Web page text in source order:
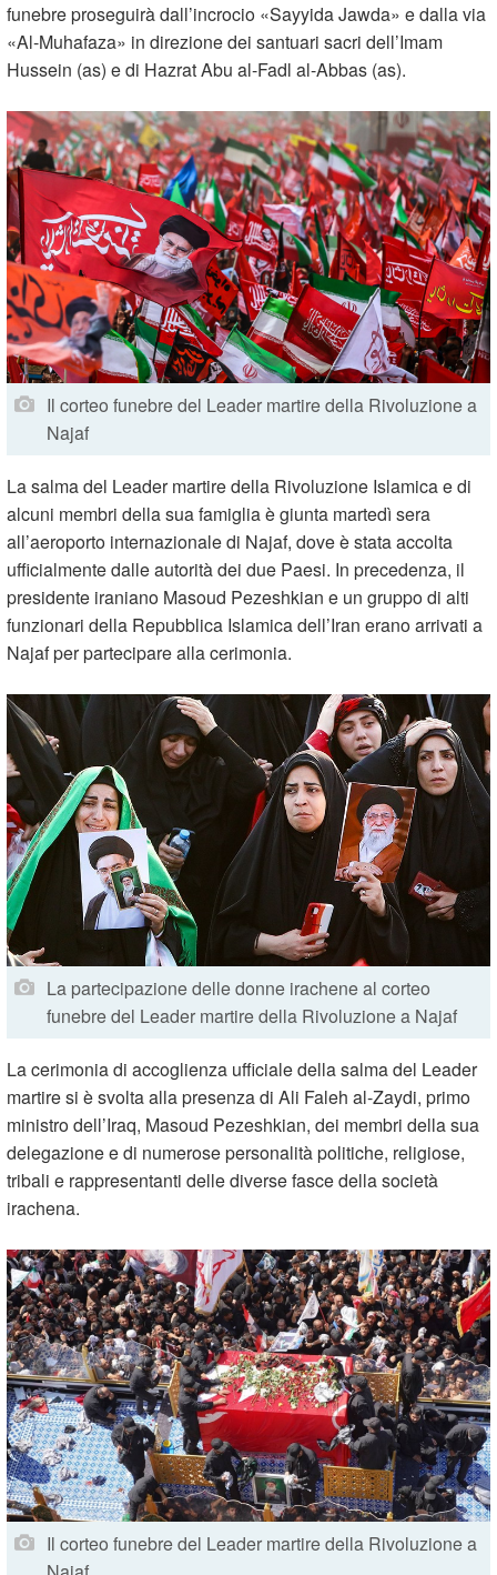
funebre proseguirà dall’incrocio «Sayyida Jawda» e dalla via
«Al-Muhafaza» in direzione dei santuari sacri dell’Imam
Hussein (as) e di Hazrat Abu al-Fadl al-Abbas (as).
Il corteo funebre del Leader martire della Rivoluzione a
Najaf
La salma del Leader martire della Rivoluzione Islamica e di
alcuni membri della sua famiglia è giunta martedì sera
all’aeroporto internazionale di Najaf, dove è stata accolta
ufficialmente dalle autorità dei due Paesi. In precedenza, il
presidente iraniano Masoud Pezeshkian e un gruppo di alti
funzionari della Repubblica Islamica dell’Iran erano arrivati a
Najaf per partecipare alla cerimonia.
La partecipazione delle donne irachene al corteo
funebre del Leader martire della Rivoluzione a Najaf
La cerimonia di accoglienza ufficiale della salma del Leader
martire si è svolta alla presenza di Ali Faleh al-Zaydi, primo
ministro dell’Iraq, Masoud Pezeshkian, dei membri della sua
delegazione e di numerose personalità politiche, religiose,
tribali e rappresentanti delle diverse fasce della società
irachena.
Il corteo funebre del Leader martire della Rivoluzione a